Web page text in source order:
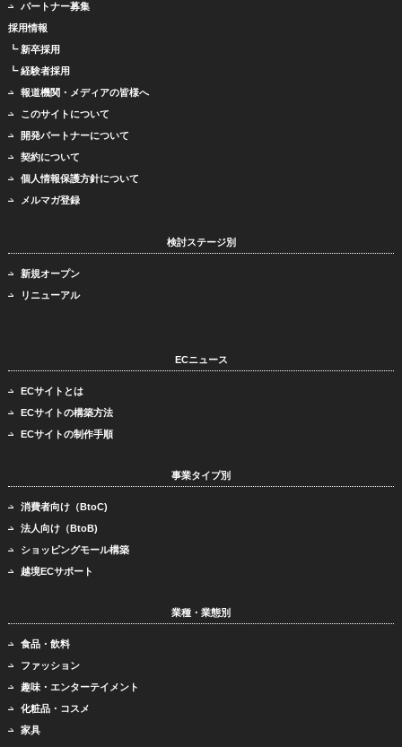
パートナー募集
採用情報
┗ 新卒採用
┗ 経験者採用
報道機関・メディアの皆様へ
このサイトについて
開発パートナーについて
契約について
個人情報保護方針について
メルマガ登録
検討ステージ別
新規オープン
リニューアル
ECニュース
ECサイトとは
ECサイトの構築方法
ECサイトの制作手順
事業タイプ別
消費者向け（BtoC)
法人向け（BtoB)
ショッピングモール構築
越境ECサポート
業種・業態別
食品・飲料
ファッション
趣味・エンターテイメント
化粧品・コスメ
家具